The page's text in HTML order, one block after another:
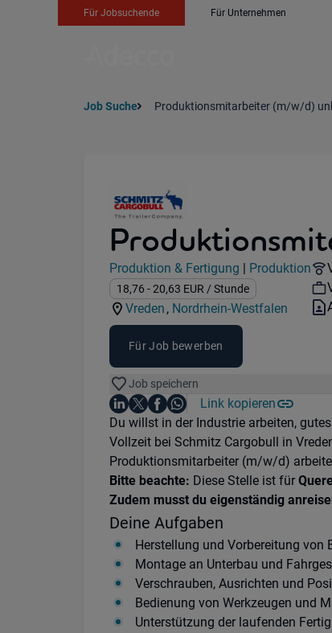
Für Jobsuchende Für Unternehmen
Job Suche Produktionsmitarbeiter (m/w/d)
Jobdetails
Kategorie:
Produktion & Fertigung |
Industry:
Produktion
Gehalt:
18,76 - 20,63 EUR / Stunde
Standorte:
Vreden ,
Region:
Nordrhein-Westfalen
Für Job bewerben
Job speichern
Teile diesen Job
Auf LinkedIn teilen
Auf X teilen
Auf Facebook teilen
Auf WhatsApp teilen
Link kopieren
Einleitung
Du willst in der Industrie arbeiten,
Vollzeit bei Schmitz Cargobull in
Produktionsmitarbeiter (m/w/d)
Bitte beachte: Diese Stelle ist für
Zudem musst du eigenständig
Deine Aufgaben
Herstellung und Vorbereitung von
Montage an Unterbau und
Verschrauben, Ausrichten und
Bedienung von Werkzeugen und
Unterstützung der laufenden